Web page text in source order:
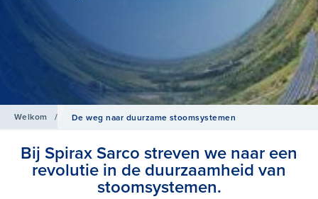
Welkom / De weg naar duurzame stoomsystemen
Bij Spirax Sarco streven we naar een
revolutie in de duurzaamheid van
stoomsystemen.